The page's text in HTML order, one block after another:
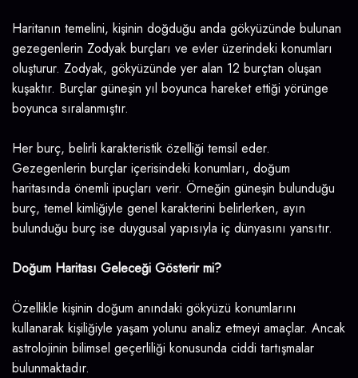
Haritanın temelini, kişinin doğduğu anda gökyüzünde bulunan
gezegenlerin Zodyak burçları ve evler üzerindeki konumları
oluşturur. Zodyak, gökyüzünde yer alan 12 burçtan oluşan
kuşaktır. Burçlar güneşin yıl boyunca hareket ettiği yörünge
boyunca sıralanmıştır.
Her burç, belirli karakteristik özelliği temsil eder.
Gezegenlerin burçlar içerisindeki konumları, doğum
haritasında önemli ipuçları verir. Örneğin güneşin bulunduğu
burç, temel kimliğiyle genel karakterini belirlerken, ayın
bulunduğu burç ise duygusal yapısıyla iç dünyasını yansıtır.
Doğum Haritası Geleceği Gösterir mi?
Özellikle kişinin doğum anındaki gökyüzü konumlarını
kullanarak kişiliğiyle yaşam yolunu analiz etmeyi amaçlar. Ancak
astrolojinin bilimsel geçerliliği konusunda ciddi tartışmalar
bulunmaktadır.